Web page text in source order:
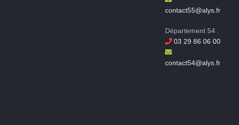
contact55@alys.fr
Département 54 :
03 29 86 06 00
contact54@alys.fr